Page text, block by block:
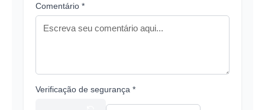
Comentário *
Verificação de segurança *